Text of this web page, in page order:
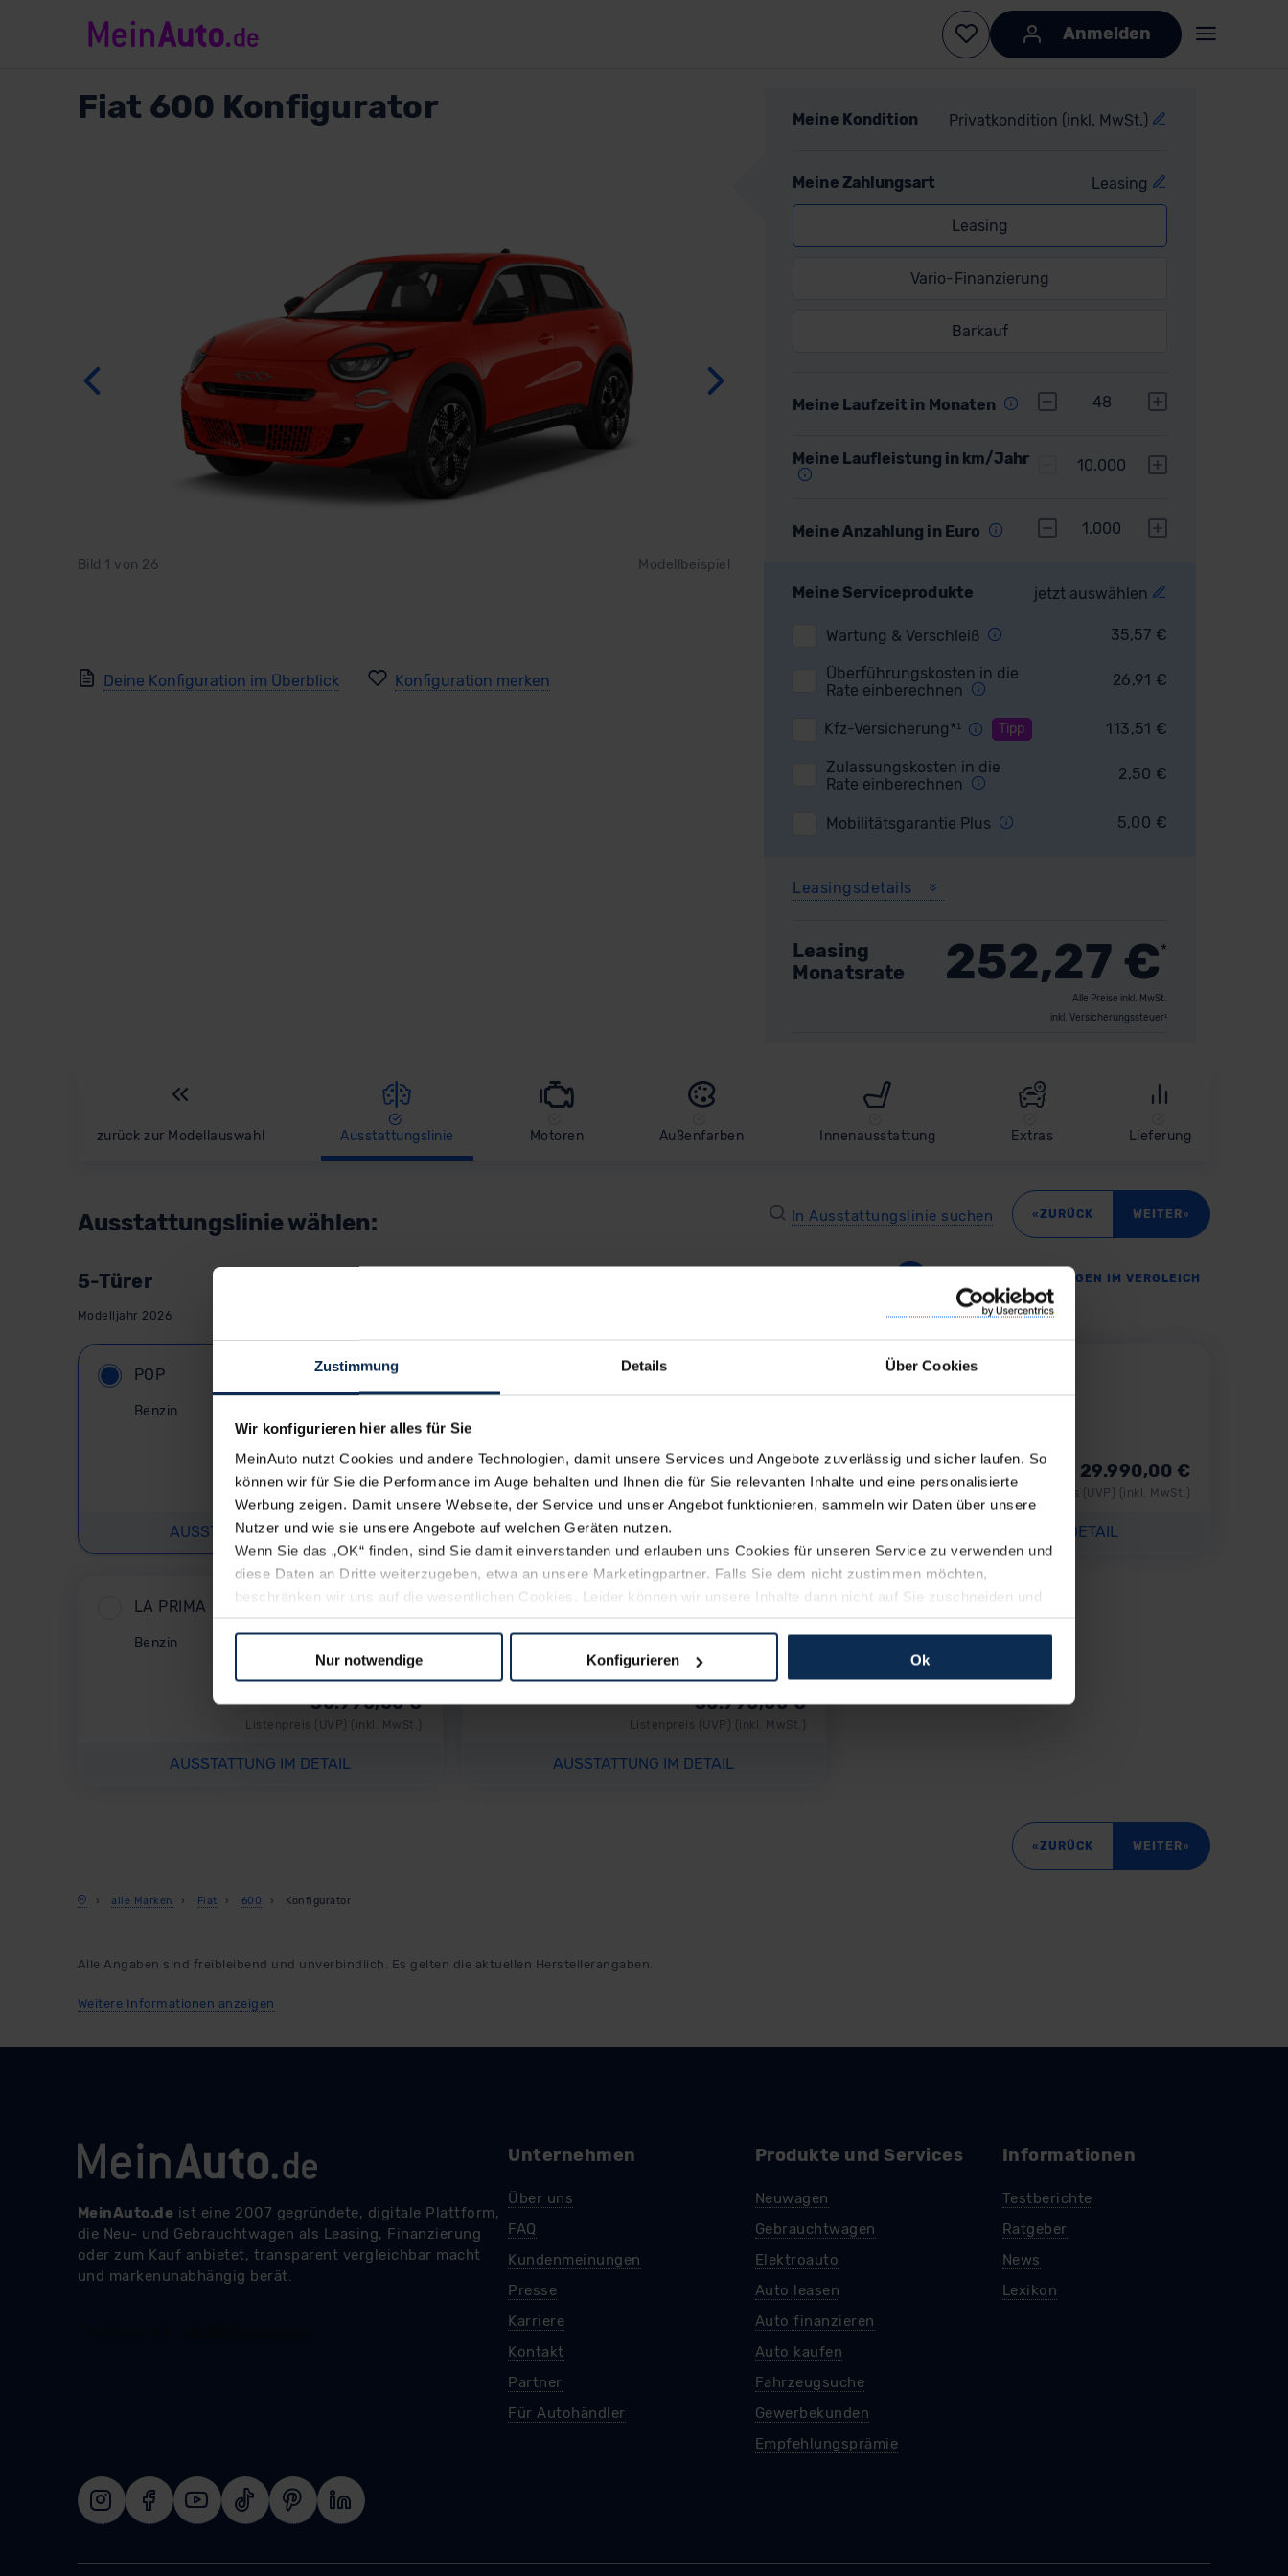
Zustimmung Details Über Cookies
Wir konfigurieren hier alles für Sie
MeinAuto nutzt Cookies und andere Technologien, damit unsere Services und Angebote zuverlässig und sicher laufen. So
können wir für Sie die Performance im Auge behalten und Ihnen die für Sie relevanten Inhalte und eine personalisierte
Werbung zeigen. Damit unsere Webseite, der Service und unser Angebot funktionieren, sammeln wir Daten über unsere
Nutzer und wie sie unsere Angebote auf welchen Geräten nutzen.
Wenn Sie das „OK“ finden, sind Sie damit einverstanden und erlauben uns Cookies für unseren Service zu verwenden und
diese Daten an Dritte weiterzugeben, etwa an unsere Marketingpartner. Falls Sie dem nicht zustimmen möchten,
beschränken wir uns auf die wesentlichen Cookies. Leider können wir unsere Inhalte dann nicht auf Sie zuschneiden und
nicht, diese Daten an Empfänger außerhalb der EU zu übermitteln oder dort verarbeiten zu lassen. Soweit eine
Übermittlung in ein Land außerhalb der EU erfolgt, erfolgt dies ausschließlich auf der Grundlage eines
Angemessenheitsbeschlusses der EU-Kommission (Art. 45 Abs. 1 DSGVO), von Standarddatenschutzklauseln (Art. 46
Nur notwendige Konfigurieren Ok
Fiat 600 Konfigurator
Zurück Weiter
Bild 1 von 26 Modellbeispiel
Deine Konfiguration im Überblick
Meine Kondition Privatkondition (inkl. MwSt.)
Meine Zahlungsart Leasing
Leasing
Vario-Finanzierung
Barkauf
Meine Laufzeit in Monaten 48
Meine Laufleistung in km/Jahr 10.000
Meine Anzahlung in Euro 1.000
Meine Serviceprodukte jetzt auswählen
Wartung & Verschleiß 35,57 €
Überführungskosten in die
Rate einberechnen
26,91 €
Kfz-Versicherung*¹ Tipp 113,51 €
Zulassungskosten in die
Rate einberechnen
2,50 €
Mobilitätsgarantie Plus 5,00 €
Leasingsdetails
Leasing
Monatsrate
252,27 €*
Alle Preise inkl. MwSt.
inkl. Versicherungssteuer¹
zurück zur Modellauswahl Ausstattungslinie Motoren Außenfarben Innenausstattung Extras Lieferung
Ausstattungslinie wählen: In Ausstattungslinie suchen «ZURÜCK WEITER»
5-Türer SERIENAUSSTATTUNGEN IM VERGLEICH
Modelljahr 2026
POP
Benzin
25.990,00€
AUSSTATTUNG IM DETAIL
27.990,00€
AUSSTATTUNG IM DETAIL
BUSINESS EDITION
29.990,00 €
Listenpreis ( UVP ) (inkl. MwSt.)
AUSSTATTUNG IM DETAIL
LA PRIMA
Benzin
30.990,00€
Listenpreis ( UVP ) (inkl. MwSt.)
AUSSTATTUNG IM DETAIL
SPORT
30.990,00€
Listenpreis ( UVP ) (inkl. MwSt.)
AUSSTATTUNG IM DETAIL
«ZURÜCK WEITER»
alle Marken Fiat 600 Konfigurator
Alle Angaben sind freibleibend und unverbindlich. Es gelten die aktuellen Herstellerangaben.
Weitere Informationen anzeigen